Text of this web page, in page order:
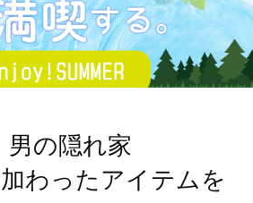
男の隠れ家
わったアイテムを